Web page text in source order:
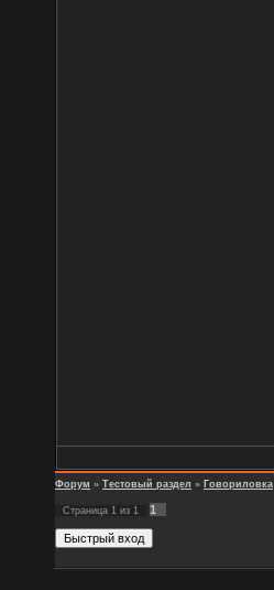
Форум » Тестовый раздел » Говориловка
Страница 1 из 1 1